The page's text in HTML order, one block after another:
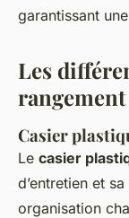
garantissant
Les
Casier
Le casier
d’entretien et
organisation